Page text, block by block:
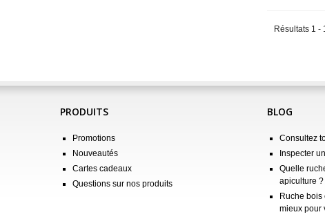
Résultats 1 -
PRODUITS
Promotions
Nouveautés
Cartes cadeaux
Questions sur nos produits
BLOG
Consultez
Inspecter
Quelle
apiculture ?
Ruche bois
mieux pour